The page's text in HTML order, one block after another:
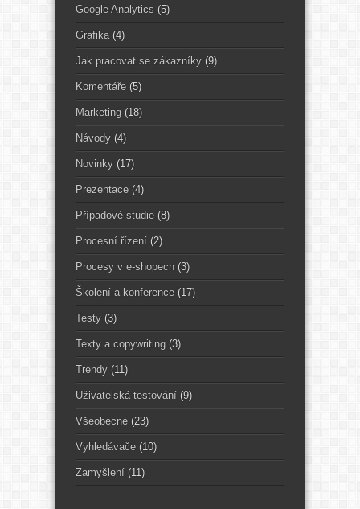
Google Analytics (5)
Grafika (4)
Jak pracovat se zákazníky (9)
Komentáře (5)
Marketing (18)
Návody (4)
Novinky (17)
Prezentace (4)
Případové studie (8)
Procesní řízení (2)
Procesy v e-shopech (3)
Školení a konference (17)
Testy (3)
Texty a copywriting (3)
Trendy (11)
Uživatelská testování (9)
Všeobecné (23)
Vyhledávače (10)
Zamyšlení (11)